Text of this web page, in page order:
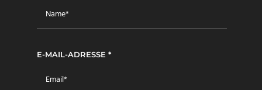
E-MAIL-ADRESSE *